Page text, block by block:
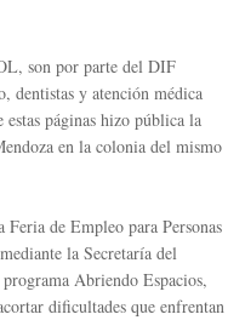
son por parte del DIF
dentistas y atención médica
páginas hizo pública la
en la colonia del mismo
de Empleo para Personas
la Secretaría del
Abriendo Espacios,
dificultades que enfrentan